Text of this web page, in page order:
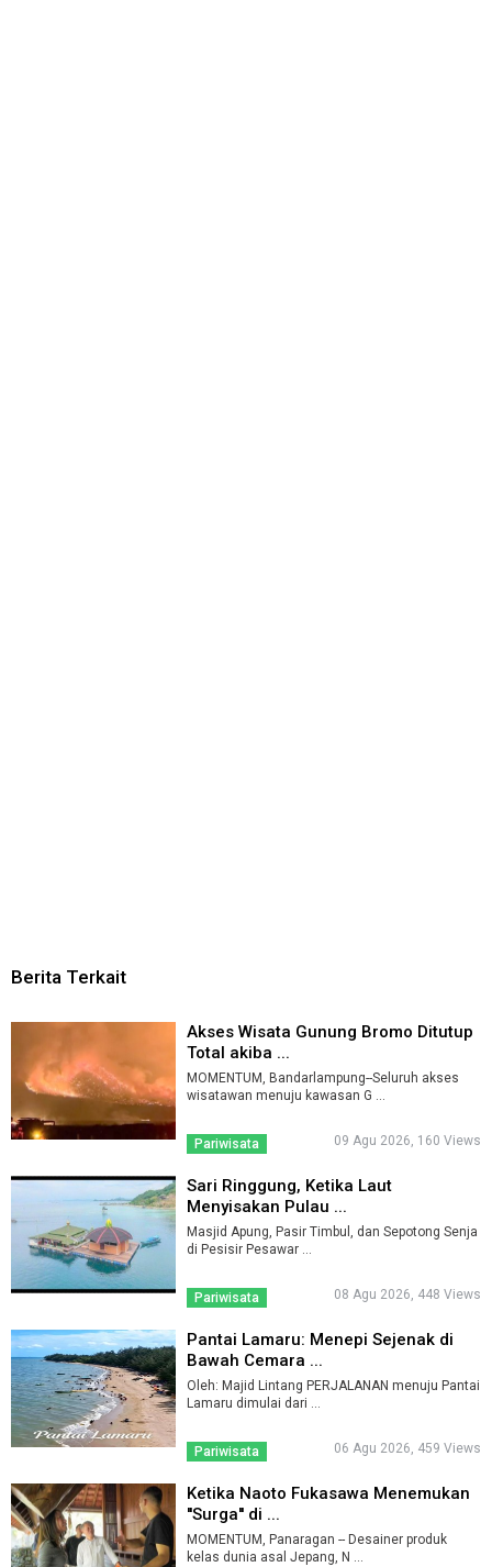
Berita Terkait
Akses Wisata Gunung Bromo Ditutup
Total akiba ...
MOMENTUM, Bandarlampung--Seluruh akses
wisatawan menuju kawasan G ...
Pariwisata 09 Agu 2026, 160 Views
Sari Ringgung, Ketika Laut
Menyisakan Pulau ...
Masjid Apung, Pasir Timbul, dan Sepotong Senja
di Pesisir Pesawar ...
Pariwisata 08 Agu 2026, 448 Views
Pantai Lamaru: Menepi Sejenak di
Bawah Cemara ...
Oleh: Majid Lintang PERJALANAN menuju Pantai
Lamaru dimulai dari ...
Pariwisata 06 Agu 2026, 459 Views
Ketika Naoto Fukasawa Menemukan
''Surga'' di ...
MOMENTUM, Panaragan -- Desainer produk
kelas dunia asal Jepang, N ...